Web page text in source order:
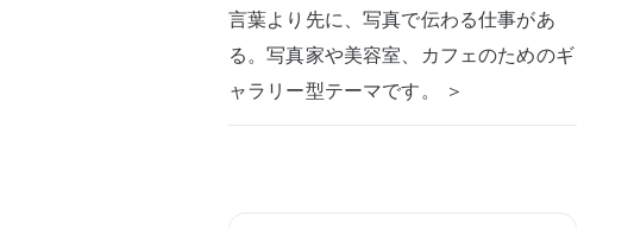
言葉より先に、写真で伝わる仕事があ
る。写真家や美容室、カフェのためのギ
ャラリー型テーマです。 ＞